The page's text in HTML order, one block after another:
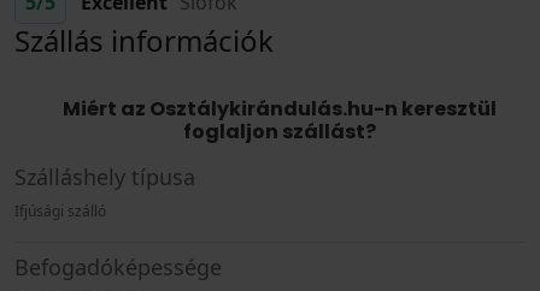
Szállás információk
Miért az Osztálykirándulás.hu-n keresztül
foglaljon szállást?
Szálláshely típusa
Ifjúsági szálló
Befogadóképessége